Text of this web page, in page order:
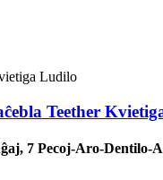
Teether
7 Pecoj-Aro-Dentilo-